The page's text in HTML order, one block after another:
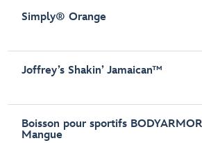
Simply® Orange
Joffrey’s Shakin’ Jamaican™
Boisson pour sportifs
Mangue